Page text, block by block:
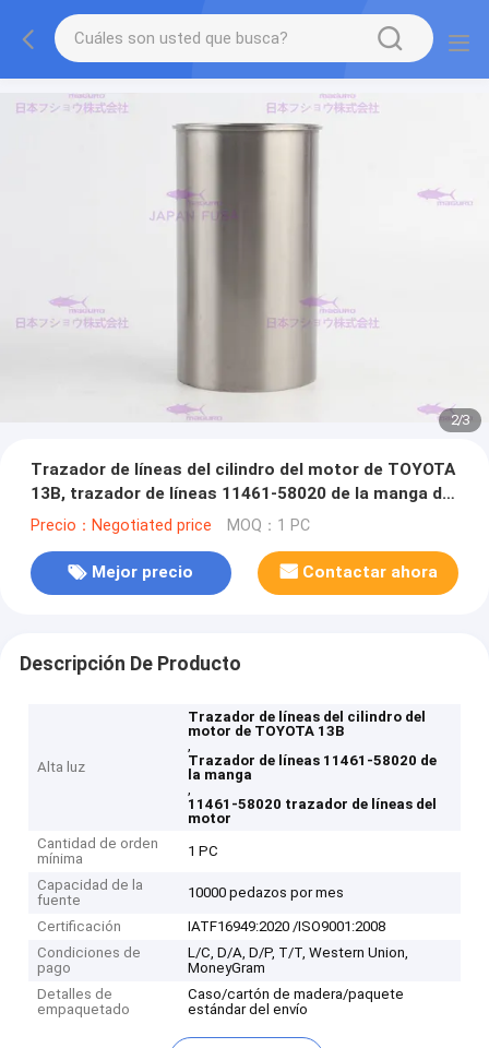
2/3
Trazador de líneas del cilindro del motor de TOYOTA
13B, trazador de líneas 11461-58020 de la manga del
cilindro
Precio：Negotiated price MOQ：1 PC
Mejor precio Contactar ahora
Descripción De Producto
Alta luz
Trazador de líneas del cilindro del
motor de TOYOTA 13B
,
Trazador de líneas 11461-58020 de
la manga
,
11461-58020 trazador de líneas del
motor
Cantidad de orden
mínima
1 PC
Capacidad de la
fuente
10000 pedazos por mes
Certificación
IATF16949:2020 /ISO9001:2008
Condiciones de
pago
L/C, D/A, D/P, T/T, Western Union,
MoneyGram
Detalles de
empaquetado
Caso/cartón de madera/paquete
estándar del envío